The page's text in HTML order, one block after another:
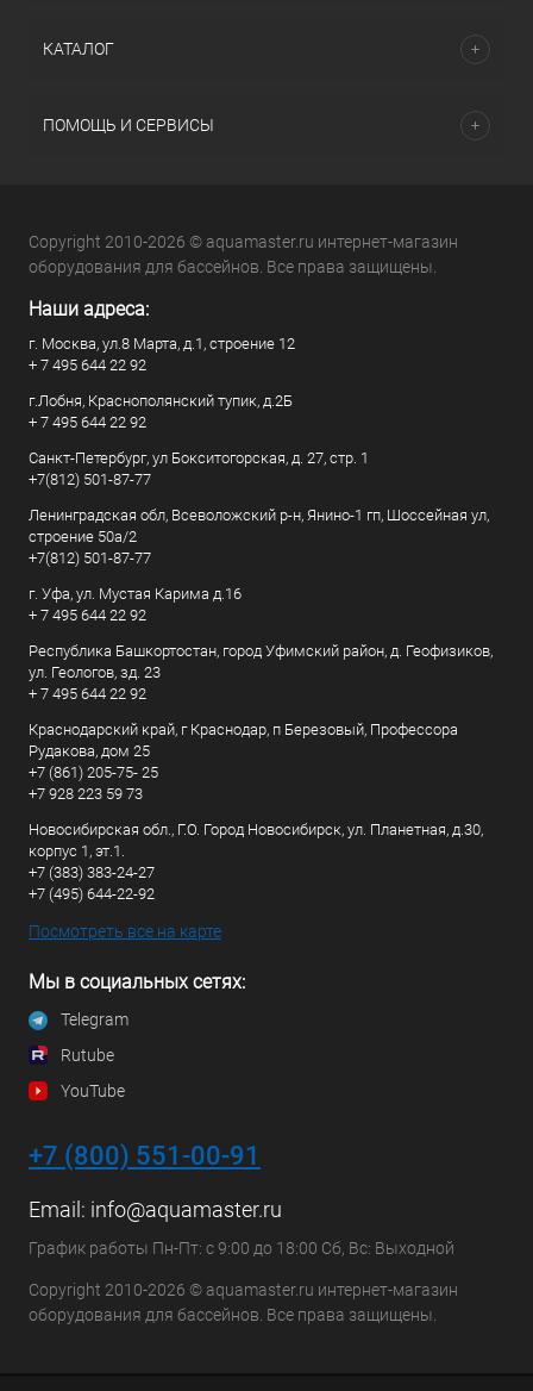
КАТАЛОГ
ПОМОЩЬ И СЕРВИСЫ
Copyright 2010-2026 © aquamaster.ru интернет-магазин
оборудования для бассейнов. Все права защищены.
Наши адреса:
г. Москва, ул.8 Марта, д.1, строение 12
+ 7 495 644 22 92
г.Лобня, Краснополянский тупик, д.2Б
+ 7 495 644 22 92
Санкт-Петербург, ул Бокситогорская, д. 27, стр. 1
+7(812) 501-87-77
Ленинградская обл, Всеволожский р-н, Янино-1 гп, Шоссейная ул,
строение 50а/2
+7(812) 501-87-77
г. Уфа, ул. Мустая Карима д.16
+ 7 495 644 22 92
Республика Башкортостан, город Уфимский район, д. Геофизиков,
ул. Геологов, зд. 23
+ 7 495 644 22 92
Краснодарский край, г Краснодар, п Березовый, Профессора
Рудакова, дом 25
+7 (861) 205-75- 25
+7 928 223 59 73
Новосибирская обл., Г.О. Город Новосибирск, ул. Планетная, д.30,
корпус 1, эт.1.
+7 (383) 383-24-27
+7 (495) 644-22-92
Посмотреть все на карте
Мы в социальных сетях:
Telegram
Rutube
YouTube
+7 (800) 551-00-91
Email: info@aquamaster.ru
График работы Пн-Пт: с 9:00 до 18:00 Сб, Вс: Выходной
Copyright 2010-2026 © aquamaster.ru интернет-магазин
оборудования для бассейнов. Все права защищены.